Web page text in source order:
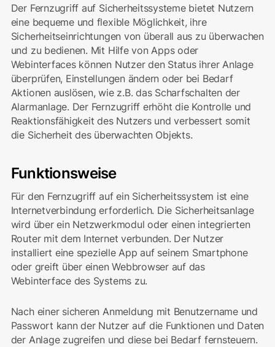
Der Fernzugriff auf Sicherheitssysteme bietet Nutzern
eine bequeme und flexible Möglichkeit, ihre
Sicherheitseinrichtungen von überall aus zu überwachen
und zu bedienen. Mit Hilfe von Apps oder
Webinterfaces können Nutzer den Status ihrer Anlage
überprüfen, Einstellungen ändern oder bei Bedarf
Aktionen auslösen, wie z.B. das Scharfschalten der
Alarmanlage. Der Fernzugriff erhöht die Kontrolle und
Reaktionsfähigkeit des Nutzers und verbessert somit
die Sicherheit des überwachten Objekts.
Funktionsweise
Für den Fernzugriff auf ein Sicherheitssystem ist eine
Internetverbindung erforderlich. Die Sicherheitsanlage
wird über ein Netzwerkmodul oder einen integrierten
Router mit dem Internet verbunden. Der Nutzer
installiert eine spezielle App auf seinem Smartphone
oder greift über einen Webbrowser auf das
Webinterface des Systems zu.
Nach einer sicheren Anmeldung mit Benutzername und
Passwort kann der Nutzer auf die Funktionen und Daten
der Anlage zugreifen und diese bei Bedarf fernsteuern.